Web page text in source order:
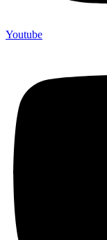
Youtube